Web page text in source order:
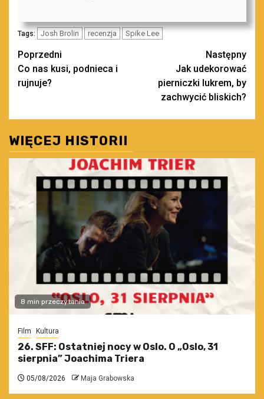
Tags: Josh Brolin recenzja Spike Lee
Zobacz
wpisy
Poprzedni
Co nas kusi, podnieca i
rujnuje?
Następny
Jak udekorować
pierniczki lukrem, by
zachwycić bliskich?
WIĘCEJ HISTORII
8 min przeczytania
Film Kultura
26. SFF: Ostatniej nocy w Oslo. O „Oslo, 31
sierpnia” Joachima Triera
05/08/2026 Maja Grabowska